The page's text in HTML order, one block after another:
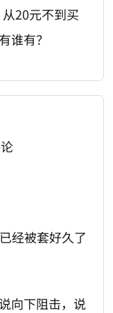
20元不到买
谁有？
经被套好久了
向下阻击，说